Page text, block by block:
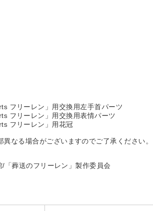
フリーレン」用交換用左手首パーツ
フリーレン」用交換用表情パーツ
フリーレン」用花冠
なる場合がございますのでご了承ください。
「葬送のフリーレン」製作委員会